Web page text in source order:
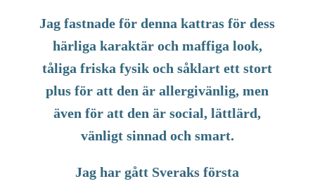
Jag fastnade för denna kattras för dess
härliga karaktär och maffiga look,
tåliga friska fysik och såklart ett stort
plus för att den är allergivänlig, men
även för att den är social, lättlärd,
vänligt sinnad och smart.
Jag har gått Sveraks första